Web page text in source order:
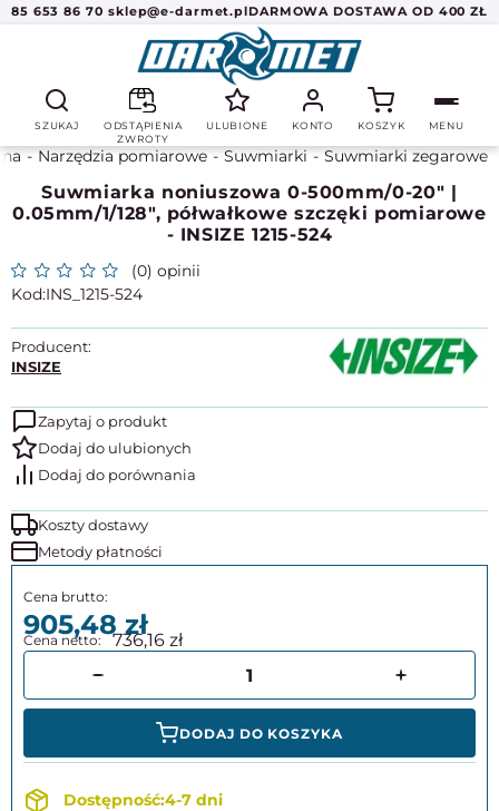
85 653 86 70 sklep@e-darmet.plDARMOWA DOSTAWA OD 400 ZŁ
SZUKAJ
ODSTĄPIENIA
ZWROTY
ULUBIONE KONTO KOSZYK MENU
Narzędzia pomiarowe Suwmiarki Suwmiarki zegarowe
Suwmiarka noniuszowa 0-500mm/0-20" |
0.05mm/1/128", półwałkowe szczęki pomiarowe
- INSIZE 1215-524
(0) opinii
INS_1215-524
Producent:
INSIZE
Zapytaj o produkt
Koszty dostawy
Metody płatności
905,48736,16
DODAJ DO KOSZYKA
4-7 dni